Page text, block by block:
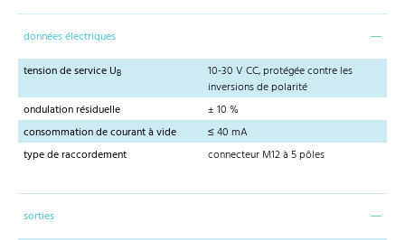
données électriques
tension de service UB
10-30 V CC, protégée contre les
inversions de polarité
ondulation résiduelle
± 10 %
consommation de courant à vide
≤ 40 mA
type de raccordement
connecteur M12 à 5 pôles
sorties